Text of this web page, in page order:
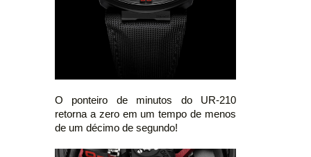
O ponteiro de minutos do UR-210
retorna a zero em um tempo de menos
de um décimo de segundo!